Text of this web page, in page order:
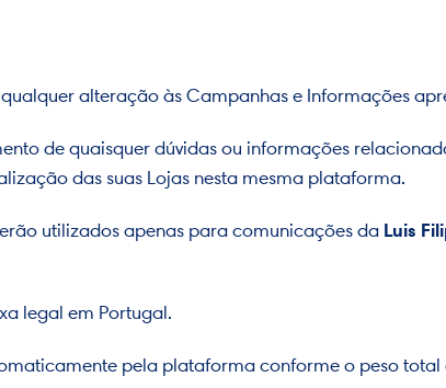
alteração às Campanhas e Informações
de quaisquer dúvidas ou informações
das suas Lojas nesta mesma plataforma.
utilizados apenas para comunicações da Luis
legal em Portugal.
pela plataforma conforme o peso total